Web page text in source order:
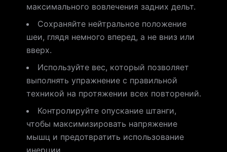
максимального вовлечения задних дельт.
Сохраняйте нейтральное положение
шеи, глядя немного вперед, а не вниз или
вверх.
Используйте вес, который позволяет
выполнять упражнение с правильной
техникой на протяжении всех повторений.
Контролируйте опускание штанги,
чтобы максимизировать напряжение
мышц и предотвратить использование
инерции.